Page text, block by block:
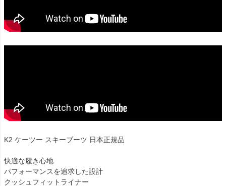
K2 ケーツー スキーブーツ 日本正規品
快適な履き心地
パフォーマンスを追求した設計
クッシュフィットライナー